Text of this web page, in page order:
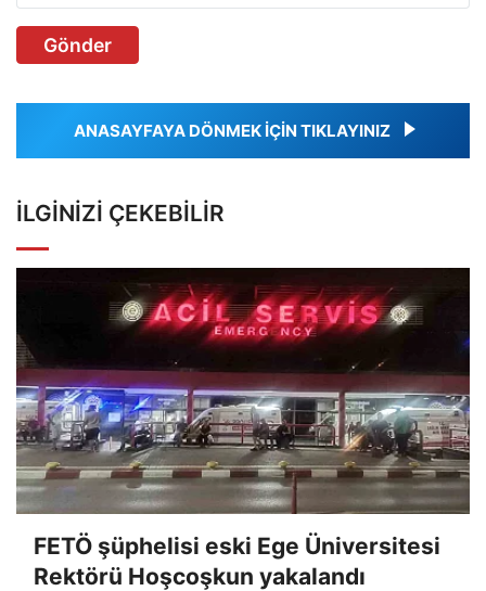
Gönder
ANASAYFAYA DÖNMEK İÇİN TIKLAYINIZ
İLGINIZI ÇEKEBILIR
FETÖ şüphelisi eski Ege Üniversitesi
Rektörü Hoşcoşkun yakalandı